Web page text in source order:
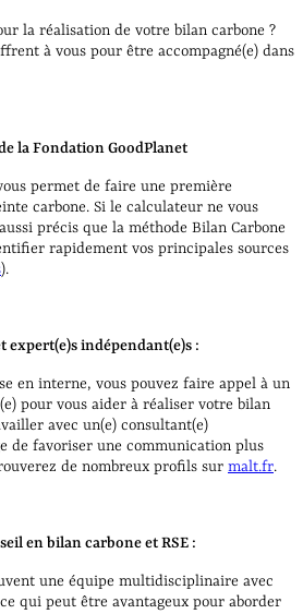
la réalisation de votre bilan carbone ?
à vous pour être accompagné(e) dans
la Fondation GoodPlanet
permet de faire une première
carbone. Si le calculateur ne vous
précis que la méthode Bilan Carbone
rapidement vos principales sources
).
expert(e)s indépendant(e)s :
en interne, vous pouvez faire appel à un
pour vous aider à réaliser votre bilan
avec un(e) consultant(e)
de favoriser une communication plus
de nombreux profils sur malt.fr.
en bilan carbone et RSE :
une équipe multidisciplinaire avec
qui peut être avantageux pour aborder